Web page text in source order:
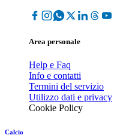
Area personale
Help e Faq
Info e contatti
Termini del servizio
Utilizzo dati e privacy
Cookie Policy
Calcio